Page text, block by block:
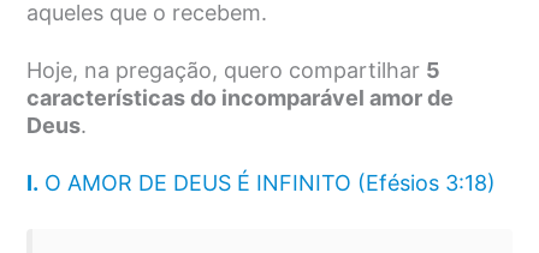
aqueles que o recebem.
Hoje, na pregação, quero compartilhar 5
características do incomparável amor de
Deus.
I. O AMOR DE DEUS É INFINITO (Efésios 3:18)